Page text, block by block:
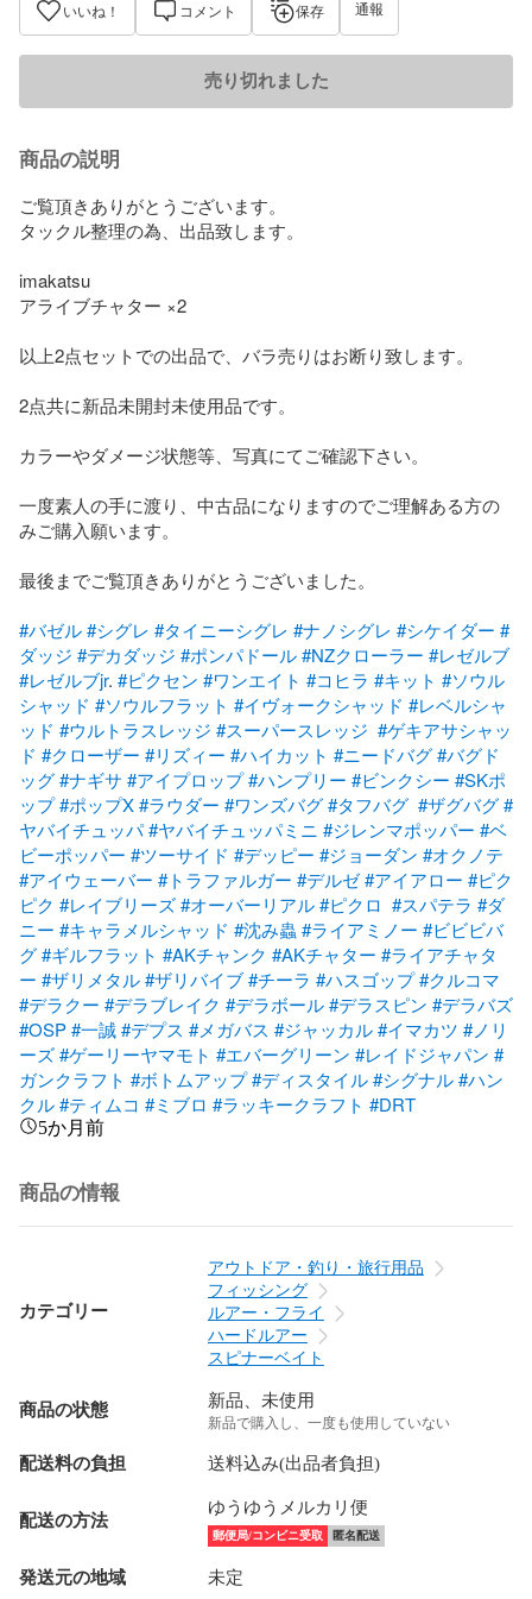
いいね！ コメント 保存 通報
売り切れました
商品の説明
ご覧頂きありがとうございます。
タックル整理の為、出品致します。
imakatsu
アライブチャター ×2
以上2点セットでの出品で、バラ売りはお断り致します。
2点共に新品未開封未使用品です。
カラーやダメージ状態等、写真にてご確認下さい。
一度素人の手に渡り、中古品になりますのでご理解ある方の
みご購入願います。
最後までご覧頂きありがとうございました。
#バゼル#シグレ #タイニーシグレ #ナノシグレ #シケイダー #
ダッジ #デカダッジ #ポンパドール#NZクローラー #レゼルブ
#レゼルブjr. #ピクセン #ワンエイト #コヒラ #キット #ソウル
シャッド #ソウルフラット #イヴォークシャッド #レベルシャ
ッド #ウルトラスレッジ #スーパースレッジ #ゲキアサシャッ
ド #クローザー #リズィー #ハイカット #ニードバグ#バグド
ッグ#ナギサ #アイプロップ#ハンプリー #ビンクシー #SKポ
ップ#ポップX#ラウダー #ワンズバグ#タフバグ #ザグバグ#
ヤバイチュッパ#ヤバイチュッパミニ #ジレンマポッパー #ベ
ビーポッパー #ツーサイド #デッピー #ジョーダン #オクノテ
#アイウェーバー #トラファルガー #デルゼ#アイアロー #ピク
ピク #レイブリーズ#オーバーリアル#ピクロ #スパテラ #ダ
ニー #キャラメルシャッド #沈み蟲 #ライアミノー #ビビビバ
グ#ギルフラット #AKチャンク #AKチャター #ライアチャタ
ー #ザリメタル#ザリバイブ#チーラ #ハスゴップ#クルコマ
#デラクー #デラブレイク #デラボール#デラスピン #デラバズ
#OSP#一誠#デプス #メガバス #ジャッカル#イマカツ #ノリ
ーズ#ゲーリーヤマモト #エバーグリーン #レイドジャパン #
ガンクラフト #ボトムアップ#ディスタイル#シグナル#ハン
クル#ティムコ #ミブロ #ラッキークラフト #DRT
5か月前
商品の情報
カテゴリー
アウトドア・釣り・旅行用品
フィッシング
ルアー・フライ
ハードルアー
スピナーベイト
商品の状態 新品、未使用
新品で購入し、一度も使用していない
配送料の負担 送料込み(出品者負担)
配送の方法
ゆうゆうメルカリ便
郵便局/コンビニ受取 匿名配送
発送元の地域 未定